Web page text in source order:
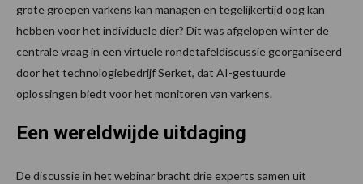
grote groepen varkens kan managen en tegelijkertijd oog kan
hebben voor het individuele dier? Dit was afgelopen winter de
centrale vraag in een virtuele rondetafeldiscussie georganiseerd
door het technologiebedrijf Serket, dat AI-gestuurde
oplossingen biedt voor het monitoren van varkens.
Een wereldwijde uitdaging
De discussie in het webinar bracht drie experts samen uit